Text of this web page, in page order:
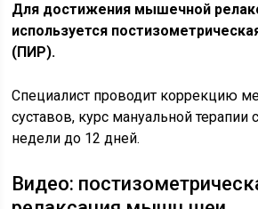
Для достижения мышечной
используется
(ПИР).
Специалист проводит коррекцию
суставов, курс мануальной терапии
недели до 12 дней.
Видео: